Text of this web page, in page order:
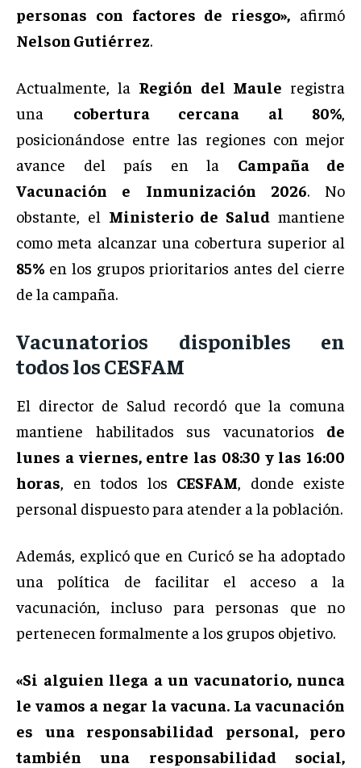
personas con factores de riesgo», afirmó
Nelson Gutiérrez.
Actualmente, la Región del Maule registra
una cobertura cercana al 80%,
posicionándose entre las regiones con mejor
avance del país en la Campaña de
Vacunación e Inmunización 2026. No
obstante, el Ministerio de Salud mantiene
como meta alcanzar una cobertura superior al
85% en los grupos prioritarios antes del cierre
de la campaña.
Vacunatorios disponibles en
todos los CESFAM
El director de Salud recordó que la comuna
mantiene habilitados sus vacunatorios de
lunes a viernes, entre las 08:30 y las 16:00
horas, en todos los CESFAM, donde existe
personal dispuesto para atender a la población.
Además, explicó que en Curicó se ha adoptado
una política de facilitar el acceso a la
vacunación, incluso para personas que no
pertenecen formalmente a los grupos objetivo.
«Si alguien llega a un vacunatorio, nunca
le vamos a negar la vacuna. La vacunación
es una responsabilidad personal, pero
también una responsabilidad social,